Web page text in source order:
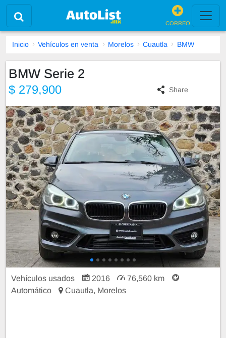
CORREO
Inicio Vehículos en venta Morelos Cuautla BMW
BMW Serie 2
$ 279,900 Share
Vehículos usados 2016
76,560 km
Automático
Cuautla, Morelos